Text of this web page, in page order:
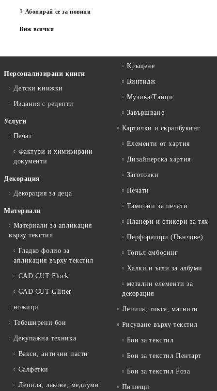
Абонирай се за новини
Виж всички
Персонализирани книги
Детски книжки
Издания с рецепти
Услуги
Печат
Фактури и химизирани
документи
Декорация
Декорация за деца
Материали
Материали за апликация
върху текстил
Гладко фолио за
апликация върху текстил
CAD CUT Flock
CAD CUT Glitter
ножици
Тебеширени бои
Декупажна техника
Вакси, антични пасти
Салфетки
Лепила, лакове, медиуми
Кръщене
Винтидж
Музика/Танци
Завършване
Картички и скрапбукинг
Елементи от хартия
Дизайнерска хартия
Заготовки
Печати
Тампони за печати
Планери и стикери за тях
Перфоратори (Пънчове)
Топъл ембосинг
Халки и ъгли за албуми
метални елементи за
декорация
Лепила, тикса, магнити
Рисуване върху текстил
Бои за текстил
Бои за текстил Пентарт
Бои за текстил Роза
Пишещи